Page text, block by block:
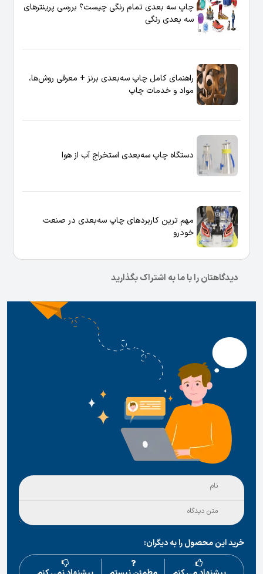
چاپ سه بعدی تمام رنگی چیست؟ بررسی پرینترهای
سه بعدی رنگی
راهنمای کامل چاپ سه‌بعدی برنز + معرفی روش‌ها،
مواد و خدمات چاپ
دستگاه چاپ سه‌بعدی استخراج آب از هوا
مهم ترین کاربردهای چاپ سه‌بعدی در صنعت
خودرو
دیدگاهتان را با ما به اشتراک بگذارید
خرید این محصول را به دیگران: